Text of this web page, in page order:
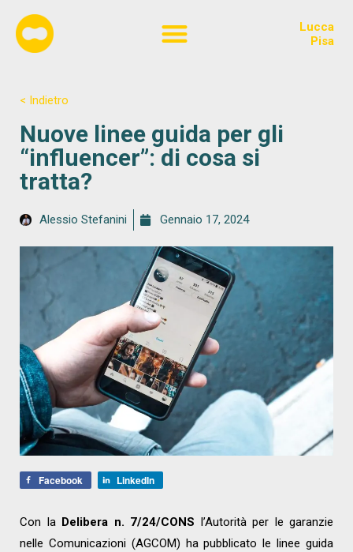
Lucca
Pisa
< Indietro
Nuove linee guida per gli
“influencer”: di cosa si
tratta?
Alessio Stefanini Gennaio 17, 2024
Facebook LinkedIn
Con laDelibera n. 7/24/CONS
l’Autorità per le garanzie
nelle Comunicazioni (AGCOM) ha pubblicato le linee guida